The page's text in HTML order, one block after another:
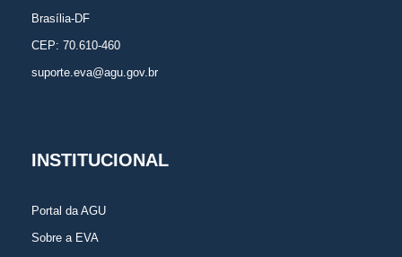
Brasília-DF
CEP: 70.610-460
suporte.eva@agu.gov.br
INSTITUCIONAL
Portal da AGU
Sobre a EVA